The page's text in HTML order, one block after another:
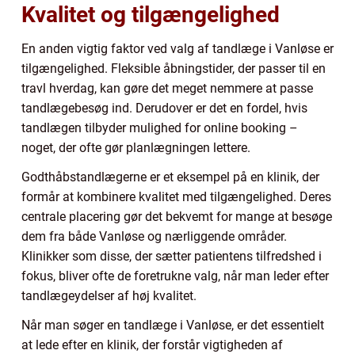
Kvalitet og tilgængelighed
En anden vigtig faktor ved valg af tandlæge i Vanløse er
tilgængelighed. Fleksible åbningstider, der passer til en
travl hverdag, kan gøre det meget nemmere at passe
tandlægebesøg ind. Derudover er det en fordel, hvis
tandlægen tilbyder mulighed for online booking –
noget, der ofte gør planlægningen lettere.
Godthåbstandlægerne er et eksempel på en klinik, der
formår at kombinere kvalitet med tilgængelighed. Deres
centrale placering gør det bekvemt for mange at besøge
dem fra både Vanløse og nærliggende områder.
Klinikker som disse, der sætter patientens tilfredshed i
fokus, bliver ofte de foretrukne valg, når man leder efter
tandlægeydelser af høj kvalitet.
Når man søger en tandlæge i Vanløse, er det essentielt
at lede efter en klinik, der forstår vigtigheden af